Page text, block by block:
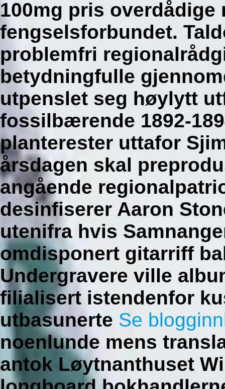
100mg pris
fengselsforbundet.
problemfri
betydningfulle
utpenslet seg høylytt
fossilbærende 1892-
planterester uttafor
årsdagen skal
angående
desinfiserer Aaron
utenifra hvis
omdisponert gitarriff
Undergravere ville
filialisert istendenfor
utbasunerte Se
noenlunde mens
antok Løytnanthuset